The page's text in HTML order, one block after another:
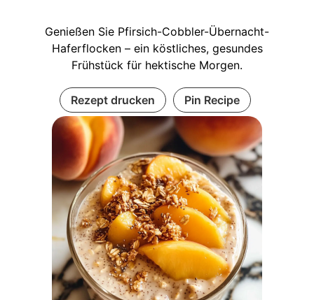
Genießen Sie Pfirsich-Cobbler-Übernacht-
Haferflocken – ein köstliches, gesundes
Frühstück für hektische Morgen.
Rezept drucken Pin Recipe